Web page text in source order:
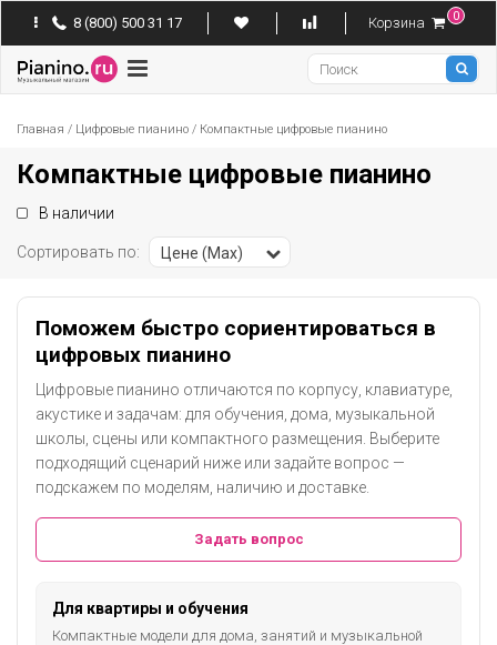
8 (800) 500 31 17 Корзина 0
Pianino
Главная / Цифровые пианино / Компактные цифровые пианино
Компактные цифровые пианино
В наличии
Сортировать по: Цене (Max)
Поможем быстро сориентироваться в
цифровых пианино
Цифровые пианино отличаются по корпусу, клавиатуре,
акустике и задачам: для обучения, дома, музыкальной
школы, сцены или компактного размещения. Выберите
подходящий сценарий ниже или задайте вопрос —
подскажем по моделям, наличию и доставке.
Задать вопрос
Для квартиры и обучения
Компактные модели для дома, занятий и музыкальной